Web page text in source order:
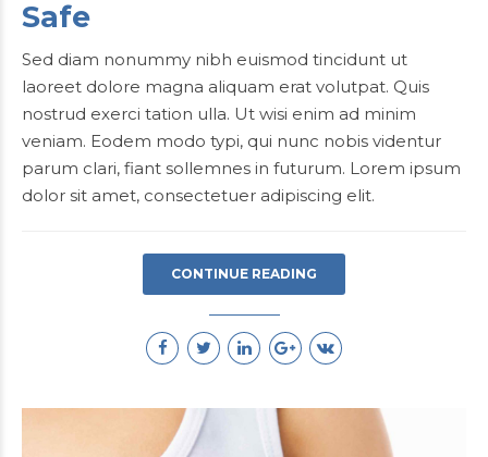
Safe
Sed diam nonummy nibh euismod tincidunt ut
laoreet dolore magna aliquam erat volutpat. Quis
nostrud exerci tation ulla. Ut wisi enim ad minim
veniam. Eodem modo typi, qui nunc nobis videntur
parum clari, fiant sollemnes in futurum. Lorem ipsum
dolor sit amet, consectetuer adipiscing elit.
CONTINUE READING